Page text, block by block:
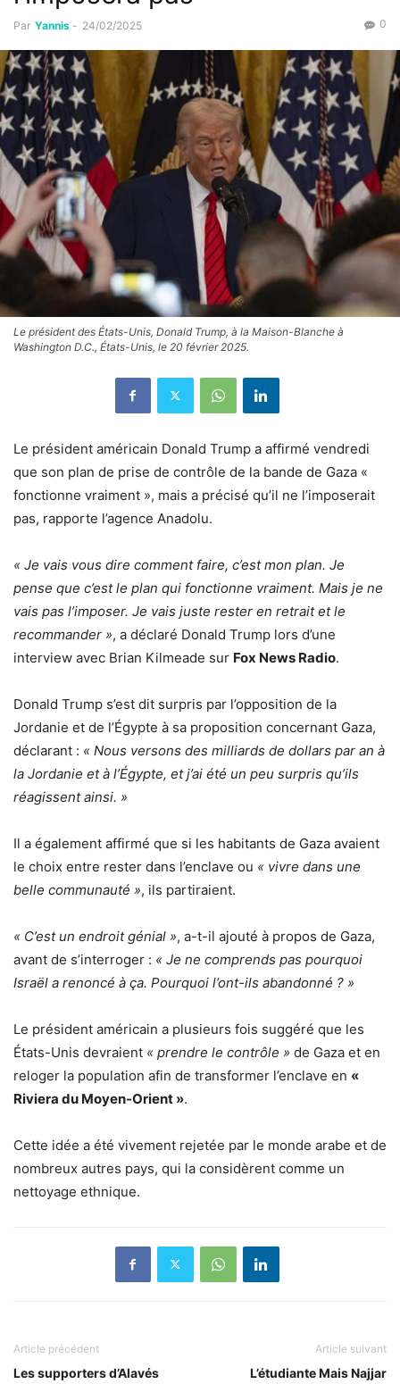
Par Yannis - 24/02/2025 0
Le président des États-Unis, Donald Trump, à la Maison-Blanche à
Washington D.C., États-Unis, le 20 février 2025.
Le président américain Donald Trump a affirmé vendredi
que son plan de prise de contrôle de la bande de Gaza «
fonctionne vraiment », mais a précisé qu’il ne l’imposerait
pas, rapporte l’agence Anadolu.
« Je vais vous dire comment faire, c’est mon plan. Je
pense que c’est le plan qui fonctionne vraiment. Mais je ne
vais pas l’imposer. Je vais juste rester en retrait et le
recommander », a déclaré Donald Trump lors d’une
interview avec Brian Kilmeade sur Fox News Radio.
Donald Trump s’est dit surpris par l’opposition de la
Jordanie et de l’Égypte à sa proposition concernant Gaza,
déclarant : « Nous versons des milliards de dollars par an à
la Jordanie et à l’Égypte, et j’ai été un peu surpris qu’ils
réagissent ainsi. »
Il a également affirmé que si les habitants de Gaza avaient
le choix entre rester dans l’enclave ou « vivre dans une
belle communauté », ils partiraient.
« C’est un endroit génial », a-t-il ajouté à propos de Gaza,
avant de s’interroger : « Je ne comprends pas pourquoi
Israël a renoncé à ça. Pourquoi l’ont-ils abandonné ? »
Le président américain a plusieurs fois suggéré que les
États-Unis devraient « prendre le contrôle » de Gaza et en
reloger la population afin de transformer l’enclave en «
Riviera du Moyen-Orient ».
Cette idée a été vivement rejetée par le monde arabe et de
nombreux autres pays, qui la considèrent comme un
nettoyage ethnique.
Article précédent
Les supporters d’Alavés
Article suivant
L’étudiante Mais Najjar